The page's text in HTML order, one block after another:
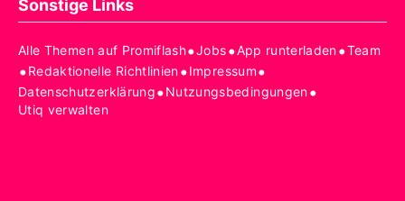
Sonstige Links
Alle Themen auf Promiflash•Jobs•App runterladen•Team
•Redaktionelle Richtlinien•Impressum•
Datenschutzerklärung•Nutzungsbedingungen•
Utiq verwalten